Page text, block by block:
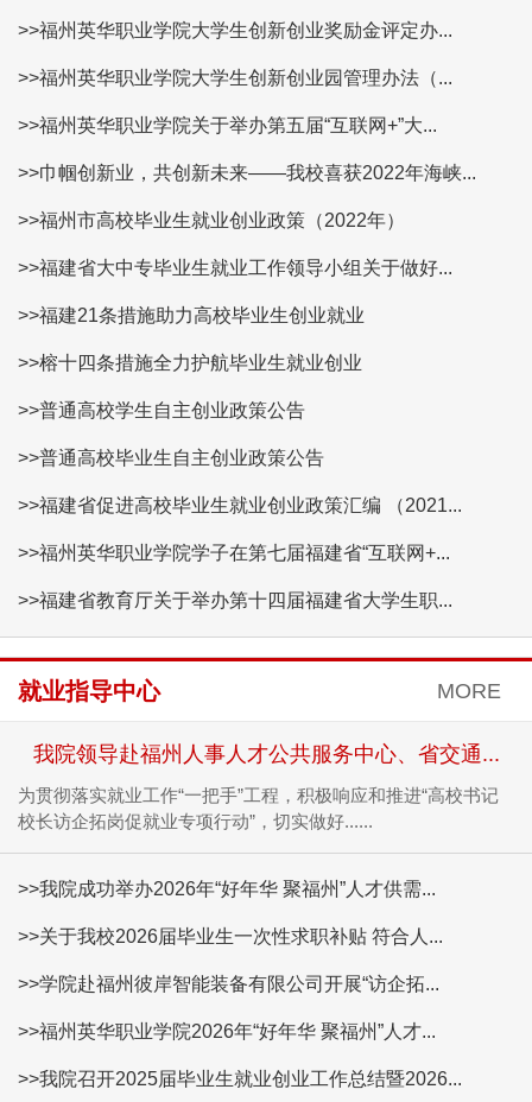
>>福州英华职业学院大学生创新创业奖励金评定办...
>>福州英华职业学院大学生创新创业园管理办法（...
>>福州英华职业学院关于举办第五届“互联网+”大...
>>巾帼创新业，共创新未来——我校喜获2022年海峡...
>>福州市高校毕业生就业创业政策（2022年）
>>福建省大中专毕业生就业工作领导小组关于做好...
>>福建21条措施助力高校毕业生创业就业
>>榕十四条措施全力护航毕业生就业创业
>>普通高校学生自主创业政策公告
>>普通高校毕业生自主创业政策公告
>>福建省促进高校毕业生就业创业政策汇编 （2021...
>>福州英华职业学院学子在第七届福建省“互联网+...
>>福建省教育厅关于举办第十四届福建省大学生职...
就业指导中心 MORE
我院领导赴福州人事人才公共服务中心、省交通...
为贯彻落实就业工作“一把手”工程，积极响应和推进“高校书记
校长访企拓岗促就业专项行动”，切实做好......
>>我院成功举办2026年“好年华 聚福州”人才供需...
>>关于我校2026届毕业生一次性求职补贴 符合人...
>>学院赴福州彼岸智能装备有限公司开展“访企拓...
>>福州英华职业学院2026年“好年华 聚福州”人才...
>>我院召开2025届毕业生就业创业工作总结暨2026...